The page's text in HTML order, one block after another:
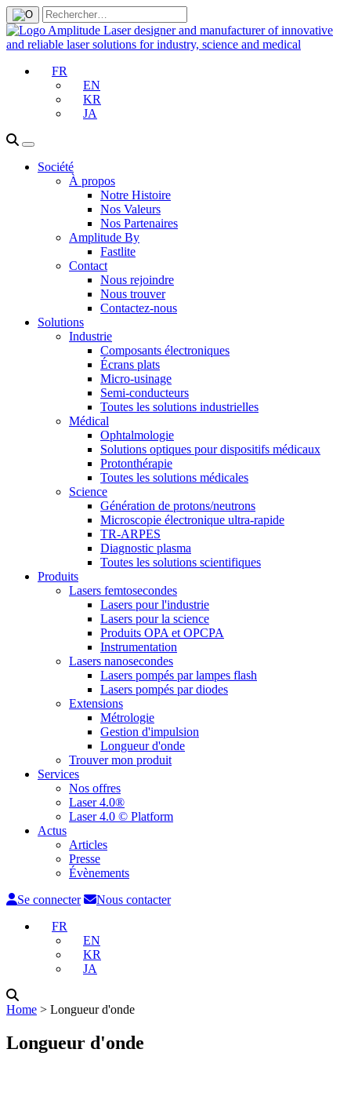
FR
EN
KR
JA
Société
À propos
Notre Histoire
Nos Valeurs
Nos Partenaires
Amplitude By
Fastlite
Contact
Nous rejoindre
Nous trouver
Contactez-nous
Solutions
Industrie
Composants électroniques
Écrans plats
Micro-usinage
Semi-conducteurs
Toutes les solutions industrielles
Médical
Ophtalmologie
Solutions optiques pour dispositifs médicaux
Protonthérapie
Toutes les solutions médicales
Science
Génération de protons/neutrons
Microscopie électronique ultra-rapide
TR-ARPES
Diagnostic plasma
Toutes les solutions scientifiques
Produits
Lasers femtosecondes
Lasers pour l'industrie
Lasers pour la science
Produits OPA et OPCPA
Instrumentation
Lasers nanosecondes
Lasers pompés par lampes flash
Lasers pompés par diodes
Extensions
Métrologie
Gestion d'impulsion
Longueur d'onde
Trouver mon produit
Services
Nos offres
Laser 4.0®
Laser 4.0 © Platform
Actus
Articles
Presse
Évènements
Se connecter
Nous contacter
FR
EN
KR
JA
Home ˃ Longueur d'onde
Longueur d'onde